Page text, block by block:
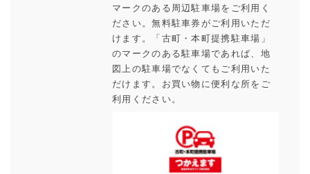
マークのある周辺駐車場をご利用く
ださい。無料駐車券がご利用いただ
けます。「古町・本町提携駐車場」
のマークのある駐車場であれば、地
図上の駐車場でなくてもご利用いた
だけます。お買い物に便利な所をご
利用ください。